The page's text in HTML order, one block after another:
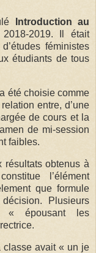
Introduction au
2019. Il était
féministes
étudiants de tous
été choisie comme
entre, d’une
de cours et la
de mi-session
faibles.
résultats obtenus à
l’élément
que formule
Plusieurs
« épousant les
classe avait « un je